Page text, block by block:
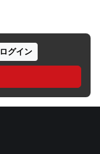
ログイン